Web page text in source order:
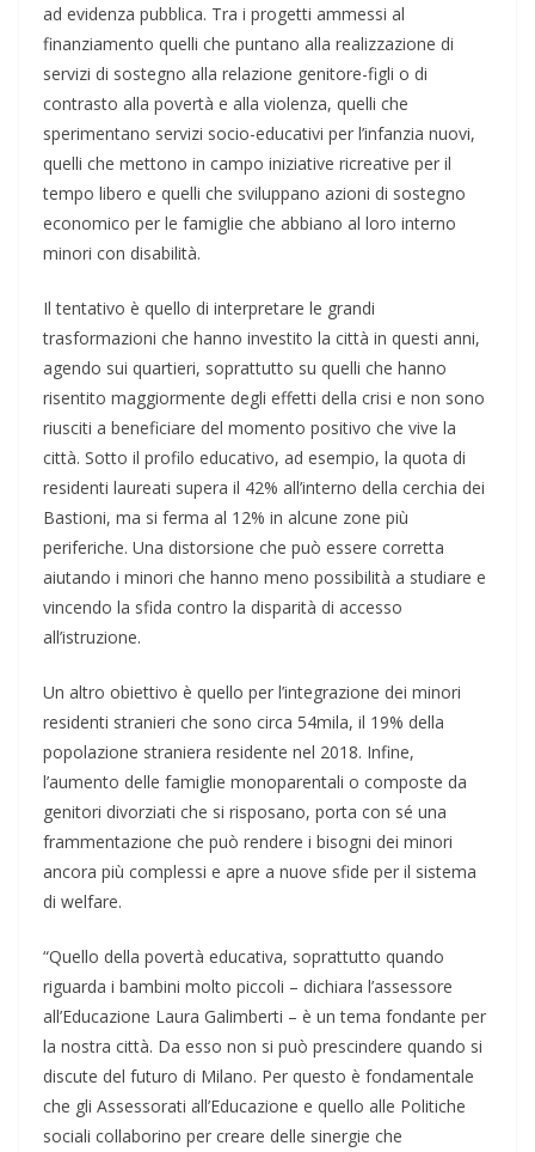
ad evidenza pubblica. Tra i progetti ammessi al
finanziamento quelli che puntano alla realizzazione di
servizi di sostegno alla relazione genitore-figli o di
contrasto alla povertà e alla violenza, quelli che
sperimentano servizi socio-educativi per l’infanzia nuovi,
quelli che mettono in campo iniziative ricreative per il
tempo libero e quelli che sviluppano azioni di sostegno
economico per le famiglie che abbiano al loro interno
minori con disabilità.
Il tentativo è quello di interpretare le grandi
trasformazioni che hanno investito la città in questi anni,
agendo sui quartieri, soprattutto su quelli che hanno
risentito maggiormente degli effetti della crisi e non sono
riusciti a beneficiare del momento positivo che vive la
città. Sotto il profilo educativo, ad esempio, la quota di
residenti laureati supera il 42% all’interno della cerchia dei
Bastioni, ma si ferma al 12% in alcune zone più
periferiche. Una distorsione che può essere corretta
aiutando i minori che hanno meno possibilità a studiare e
vincendo la sfida contro la disparità di accesso
all’istruzione.
Un altro obiettivo è quello per l’integrazione dei minori
residenti stranieri che sono circa 54mila, il 19% della
popolazione straniera residente nel 2018. Infine,
l’aumento delle famiglie monoparentali o composte da
genitori divorziati che si risposano, porta con sé una
frammentazione che può rendere i bisogni dei minori
ancora più complessi e apre a nuove sfide per il sistema
di welfare.
“Quello della povertà educativa, soprattutto quando
riguarda i bambini molto piccoli – dichiara l’assessore
all’Educazione Laura Galimberti – è un tema fondante per
la nostra città. Da esso non si può prescindere quando si
discute del futuro di Milano. Per questo è fondamentale
che gli Assessorati all’Educazione e quello alle Politiche
sociali collaborino per creare delle sinergie che